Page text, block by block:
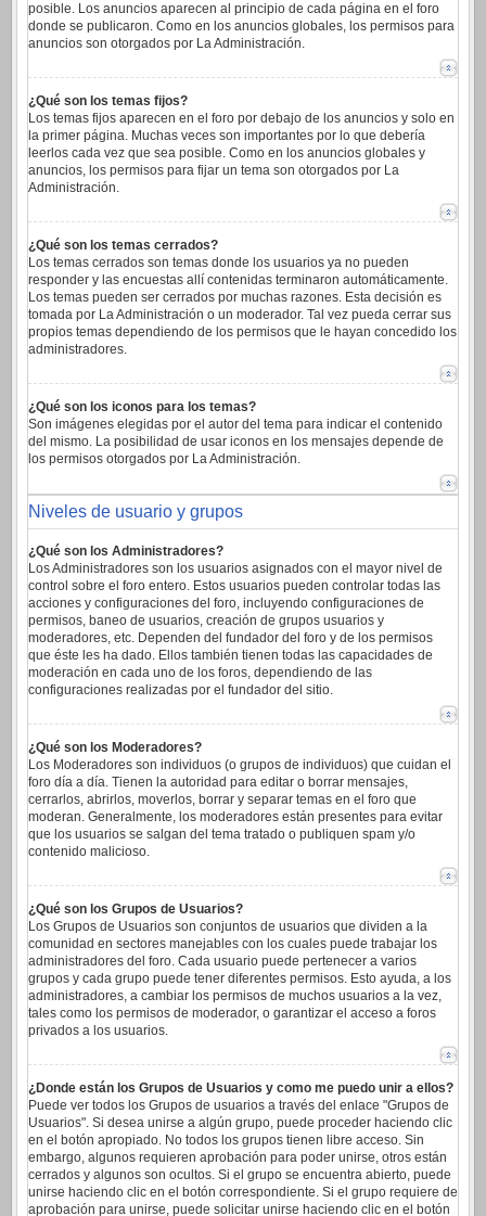
posible. Los anuncios aparecen al principio de cada página en el foro
donde se publicaron. Como en los anuncios globales, los permisos para
anuncios son otorgados por La Administración.
¿Qué son los temas fijos?
Los temas fijos aparecen en el foro por debajo de los anuncios y solo en
la primer página. Muchas veces son importantes por lo que debería
leerlos cada vez que sea posible. Como en los anuncios globales y
anuncios, los permisos para fijar un tema son otorgados por La
Administración.
¿Qué son los temas cerrados?
Los temas cerrados son temas donde los usuarios ya no pueden
responder y las encuestas allí contenidas terminaron automáticamente.
Los temas pueden ser cerrados por muchas razones. Esta decisión es
tomada por La Administración o un moderador. Tal vez pueda cerrar sus
propios temas dependiendo de los permisos que le hayan concedido los
administradores.
¿Qué son los iconos para los temas?
Son imágenes elegidas por el autor del tema para indicar el contenido
del mismo. La posibilidad de usar iconos en los mensajes depende de
los permisos otorgados por La Administración.
Niveles de usuario y grupos
¿Qué son los Administradores?
Los Administradores son los usuarios asignados con el mayor nivel de
control sobre el foro entero. Estos usuarios pueden controlar todas las
acciones y configuraciones del foro, incluyendo configuraciones de
permisos, baneo de usuarios, creación de grupos usuarios y
moderadores, etc. Dependen del fundador del foro y de los permisos
que éste les ha dado. Ellos también tienen todas las capacidades de
moderación en cada uno de los foros, dependiendo de las
configuraciones realizadas por el fundador del sitio.
¿Qué son los Moderadores?
Los Moderadores son individuos (o grupos de individuos) que cuidan el
foro día a día. Tienen la autoridad para editar o borrar mensajes,
cerrarlos, abrirlos, moverlos, borrar y separar temas en el foro que
moderan. Generalmente, los moderadores están presentes para evitar
que los usuarios se salgan del tema tratado o publiquen spam y/o
contenido malicioso.
¿Qué son los Grupos de Usuarios?
Los Grupos de Usuarios son conjuntos de usuarios que dividen a la
comunidad en sectores manejables con los cuales puede trabajar los
administradores del foro. Cada usuario puede pertenecer a varios
grupos y cada grupo puede tener diferentes permisos. Esto ayuda, a los
administradores, a cambiar los permisos de muchos usuarios a la vez,
tales como los permisos de moderador, o garantizar el acceso a foros
privados a los usuarios.
¿Donde están los Grupos de Usuarios y como me puedo unir a ellos?
Puede ver todos los Grupos de usuarios a través del enlace "Grupos de
Usuarios". Si desea unirse a algún grupo, puede proceder haciendo clic
en el botón apropiado. No todos los grupos tienen libre acceso. Sin
embargo, algunos requieren aprobación para poder unirse, otros están
cerrados y algunos son ocultos. Si el grupo se encuentra abierto, puede
unirse haciendo clic en el botón correspondiente. Si el grupo requiere de
aprobación para unirse, puede solicitar unirse haciendo clic en el botón